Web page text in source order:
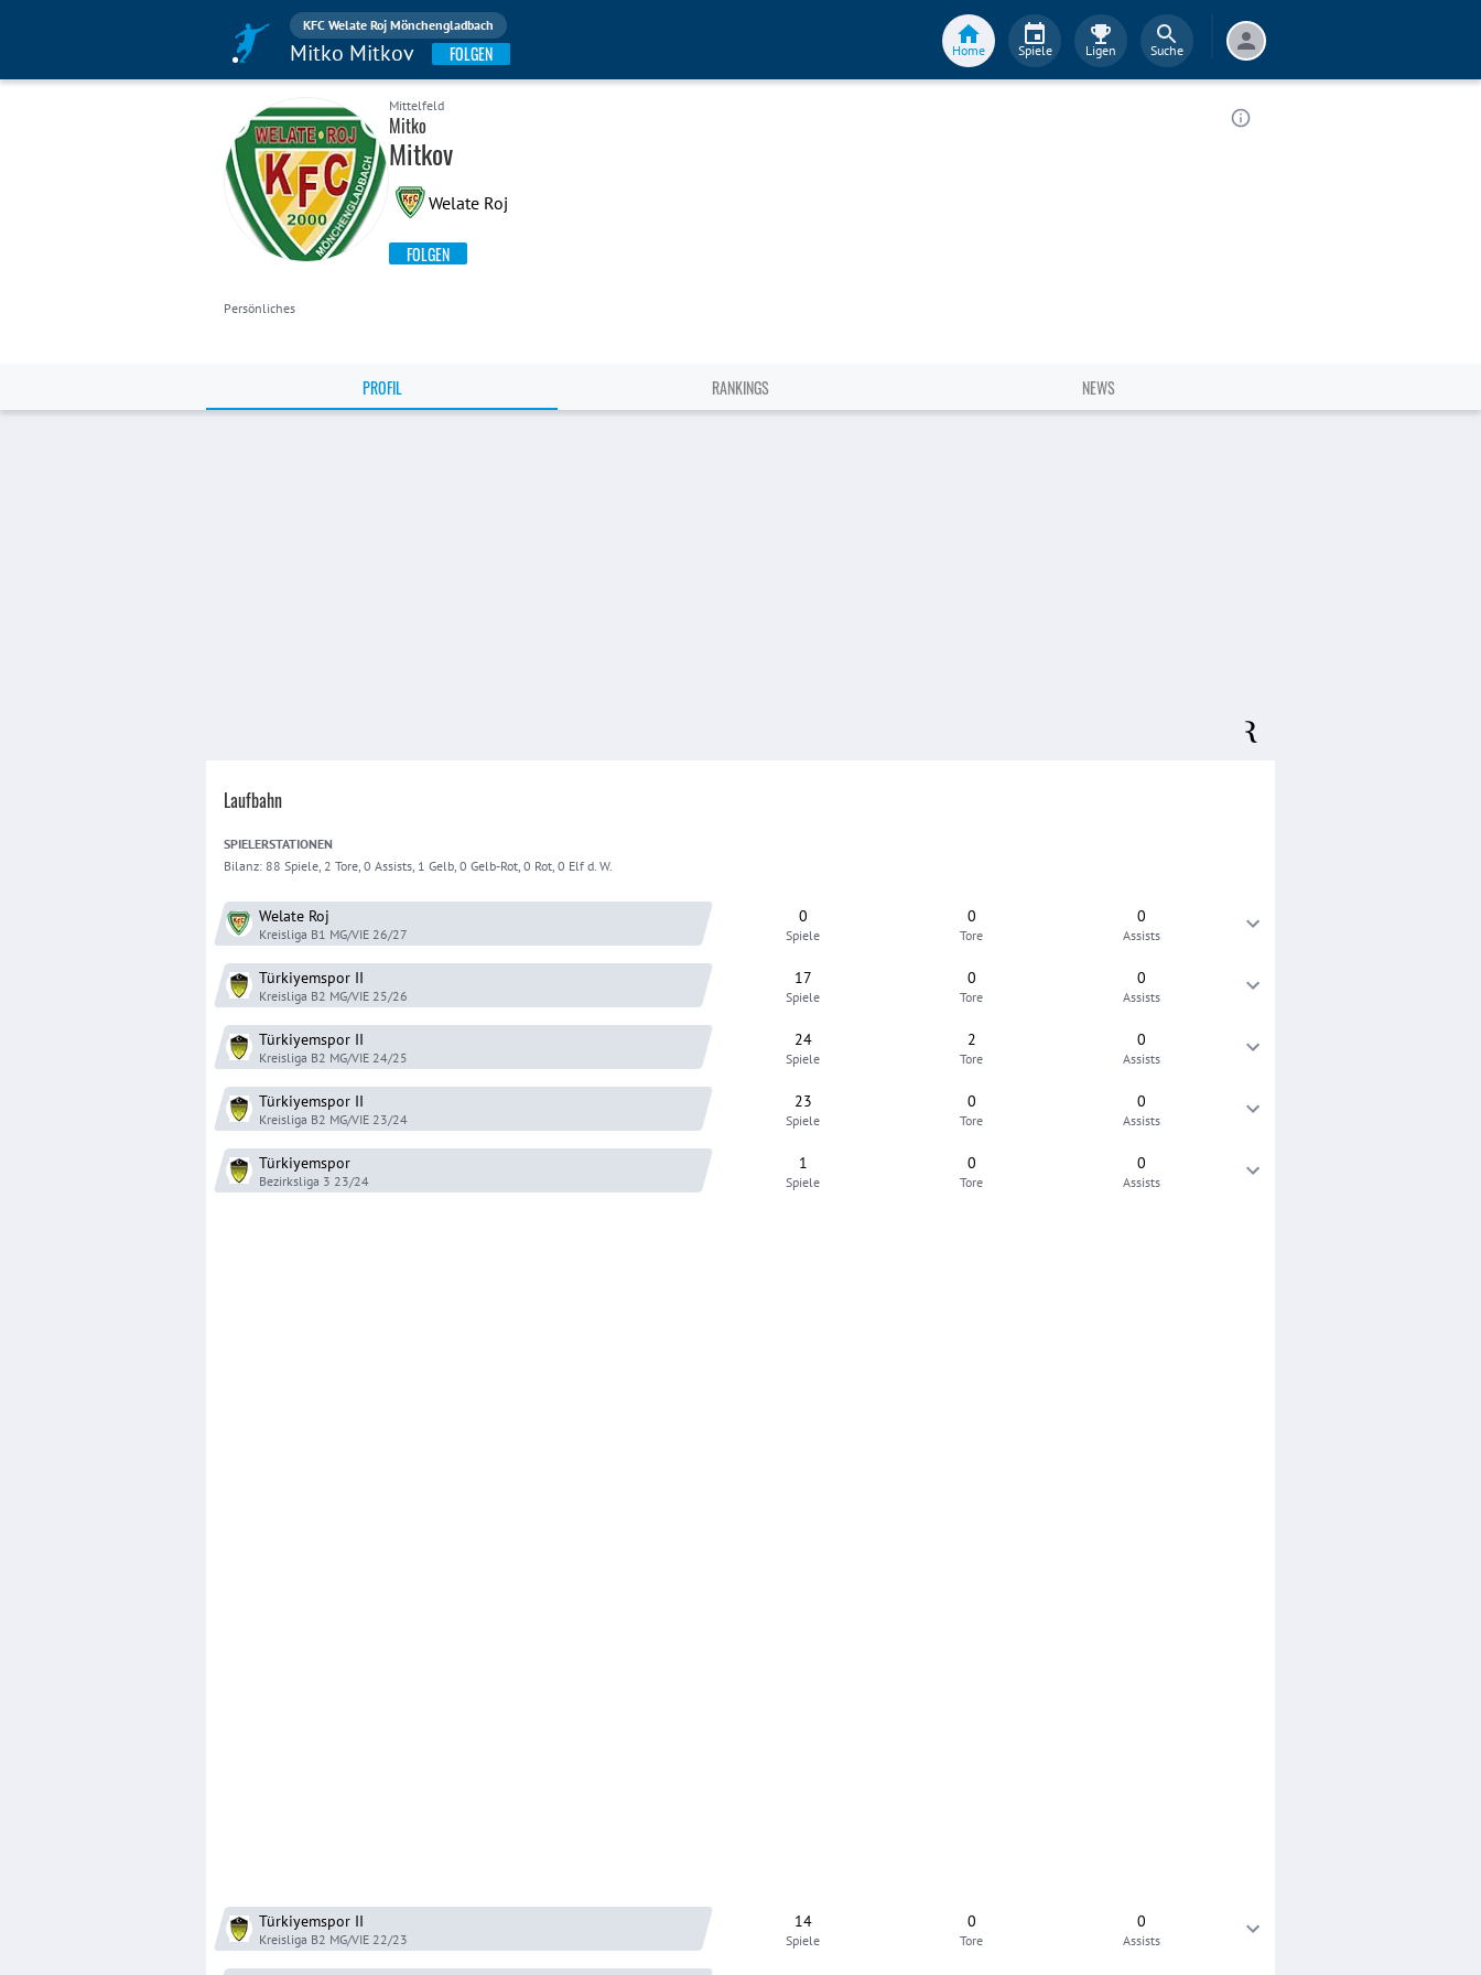
KFC Welate Roj Mönchengladbach
Mitko Mitkov FOLGEN Home Spiele Ligen Suche
Mittelfeld
Mitko
Mitkov
Welate Roj
FOLGEN
Persönliches
PROFIL RANKINGS NEWS
Laufbahn
SPIELERSTATIONEN
Bilanz: 88 Spiele, 2 Tore, 0 Assists, 1 Gelb, 0 Gelb-Rot, 0 Rot, 0 Elf d. W.
Welate Roj
Kreisliga B1 MG/VIE 26/27
0
Spiele
0
Tore
0
Assists
Türkiyemspor II
Kreisliga B2 MG/VIE 25/26
17
Spiele
0
Tore
0
Assists
Türkiyemspor II
Kreisliga B2 MG/VIE 24/25
24
Spiele
2
Tore
0
Assists
Türkiyemspor II
Kreisliga B2 MG/VIE 23/24
23
Spiele
0
Tore
0
Assists
Türkiyemspor
Bezirksliga 3 23/24
1
Spiele
0
Tore
0
Assists
Türkiyemspor II
Kreisliga B2 MG/VIE 22/23
14
Spiele
0
Tore
0
Assists